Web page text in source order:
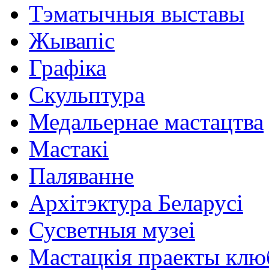
Тэматычныя выставы
Жывапіс
Графіка
Скульптура
Медальернае мастацтва
Мастакі
Паляванне
Архітэктура Беларусі
Сусветныя музеі
Мастацкія праекты